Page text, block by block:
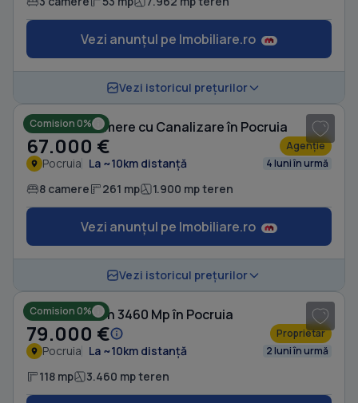
Vezi anunțul pe Imobiliare.ro
Vezi istoricul prețurilor
Comision 0%
Casă cu 8 camere cu Canalizare în Pocruia
67.000 € Agenție
Pocruia La ~10km distanță 4 luni în urmă
8 camere 261 mp 1.900 mp teren
Vezi anunțul pe Imobiliare.ro
Vezi istoricul prețurilor
Comision 0%
Casă cu Teren 3460 Mp în Pocruia
79.000 € Proprietar
Pocruia La ~10km distanță 2 luni în urmă
118 mp 3.460 mp teren